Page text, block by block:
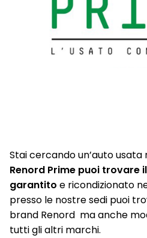
Stai cercando un’auto usata
Renord Prime puoi trovare
garantito e ricondizionato
presso le nostre sedi puoi
brand Renord ma anche
tutti gli altri marchi.